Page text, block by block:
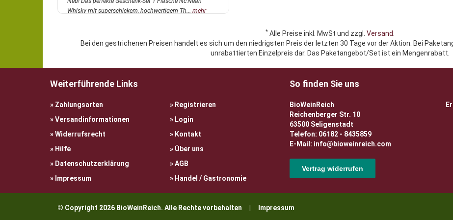
Whisky mit superschickem, hochwertigem Th... mehr
*Alle Preise inkl. MwSt und zzgl. Versand.
Bei den gestrichenen Preisen handelt es sich um den niedrigsten Preis der letzten 30 Tage vor der Aktion. Bei
unrabattierten Einzelpreis dar. Das Paketangebot/Set ist ein Mengenrabatt.
Weiterführende Links
Zahlungsarten
Versandinformationen
Widerrufsrecht
Hilfe
Datenschutzerklärung
Impressum
Registrieren
Login
Kontakt
Über uns
AGB
Handel / Gastronomie
So finden Sie uns
BioWeinReich
Reichenberger Str. 10
63500 Seligenstadt
Telefon: 06182 - 8435859
E-Mail: info@bioweinreich.com
Vertrag widerrufen
© Copyright 2026 BioWeinReich. Alle Rechte vorbehalten | Impressum